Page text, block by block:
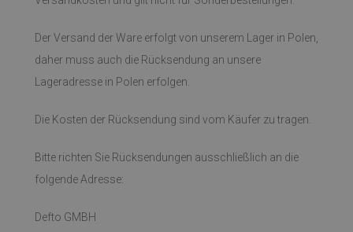
Der Versand der Ware erfolgt von unserem Lager in Polen,
daher muss auch die Rücksendung an unsere
Lageradresse in Polen erfolgen.
Die Kosten der Rücksendung sind vom Käufer zu tragen.
Bitte richten Sie Rücksendungen ausschließlich an die
folgende Adresse:
Defto GMBH